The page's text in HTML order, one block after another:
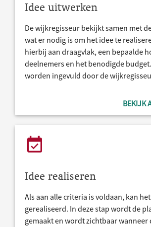
Idee uitwerken
De wijkregisseur bekijkt samen met
wat er nodig is om het idee te
hierbij aan draagvlak, een bepaalde
deelnemers en het benodigde
worden ingevuld door de
BEKIJK
Idee realiseren
Als aan alle criteria is voldaan, kan
gerealiseerd. In deze stap wordt de
gemaakt en wordt zichtbaar wanneer